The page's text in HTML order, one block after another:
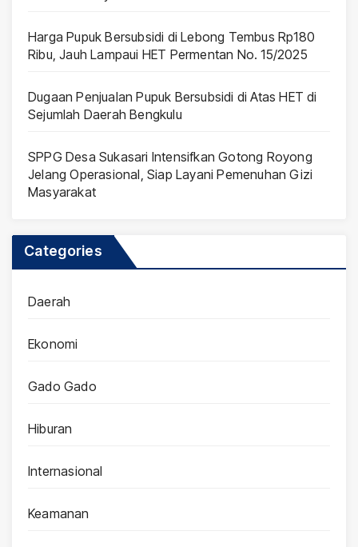
Harga Pupuk Bersubsidi di Lebong Tembus Rp180
Ribu, Jauh Lampaui HET Permentan No. 15/2025
Dugaan Penjualan Pupuk Bersubsidi di Atas HET di
Sejumlah Daerah Bengkulu
SPPG Desa Sukasari Intensifkan Gotong Royong
Jelang Operasional, Siap Layani Pemenuhan Gizi
Masyarakat
Categories
Daerah
Ekonomi
Gado Gado
Hiburan
Internasional
Keamanan